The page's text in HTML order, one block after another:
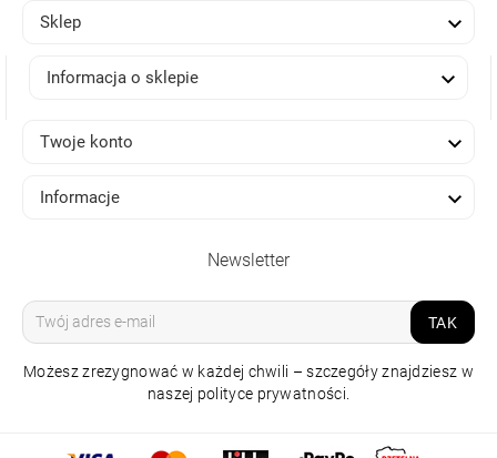
Sklep 
Informacja o sklepie 
Twoje konto 
Informacje 
Newsletter
TAK
Możesz zrezygnować w każdej chwili – szczegóły znajdziesz w
naszej polityce prywatności.